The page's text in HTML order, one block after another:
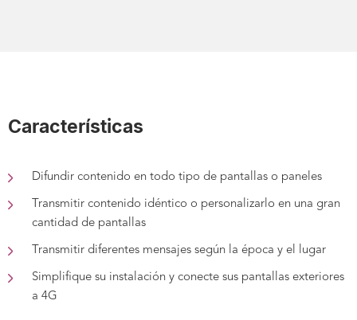
Características
Difundir contenido en todo tipo de pantallas o paneles
Transmitir contenido idéntico o personalizarlo en una gran
cantidad de pantallas
Transmitir diferentes mensajes según la época y el lugar
Simplifique su instalación y conecte sus pantallas exteriores
a 4G